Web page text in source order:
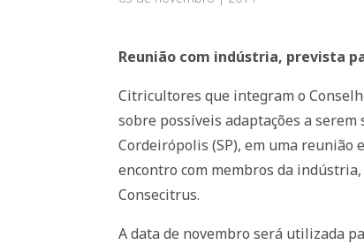
Reunião com indústria, prevista
Citricultores que integram o
sobre possíveis adaptações a
Cordeirópolis (SP), em uma reunião
encontro com membros da
Consecitrus.
A data de novembro será utilizada